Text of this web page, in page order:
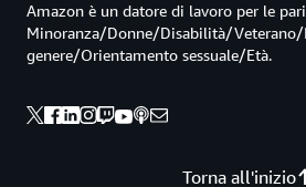
Torna all'inizio
Amazon è un datore di lavoro per le
Minoranza/Donne/Disabilità/
genere/Orientamento sessuale/Età.